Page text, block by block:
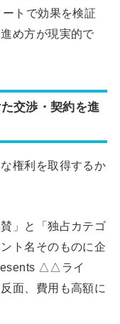
トで効果を検証
め方が現実的で
交渉・契約を進
権利を取得するか
」と「独占カテゴ
ト名そのものに企
△△ライ
面、費用も高額に